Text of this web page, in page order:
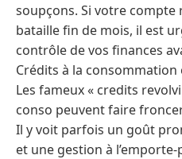
soupçons. Si votre compte
bataille fin de mois, il est
contrôle de vos finances
Crédits à la
Les fameux « credits
conso peuvent faire
Il y voit parfois un goût
et une gestion à